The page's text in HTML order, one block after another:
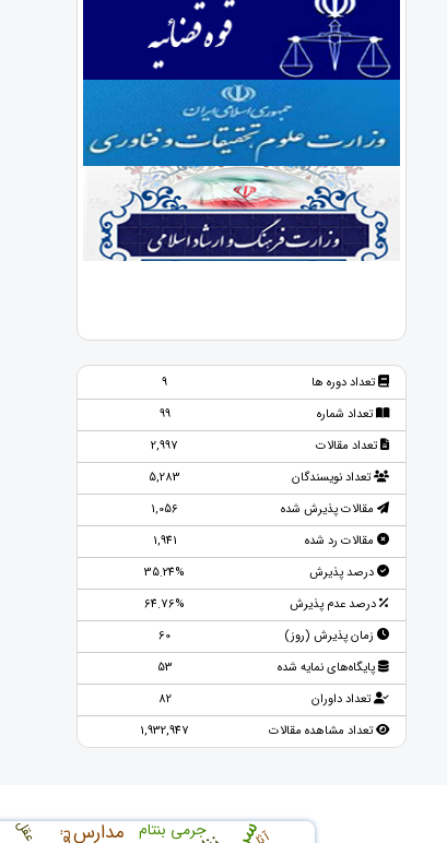
تعداد دوره ها
9
تعداد شماره
99
تعداد مقالات
2,997
تعداد نویسندگان
5,283
مقالات پذیرش شده
1,056
مقالات رد شده
1,941
درصد پذیرش
35.24%
درصد عدم پذیرش
64.76%
زمان پذیرش (روز)
60
پایگاه‌های نمایه شده
53
تعداد داوران
82
تعداد مشاهده مقالات
1,932,947
مدارس جرمی بنتام عقل